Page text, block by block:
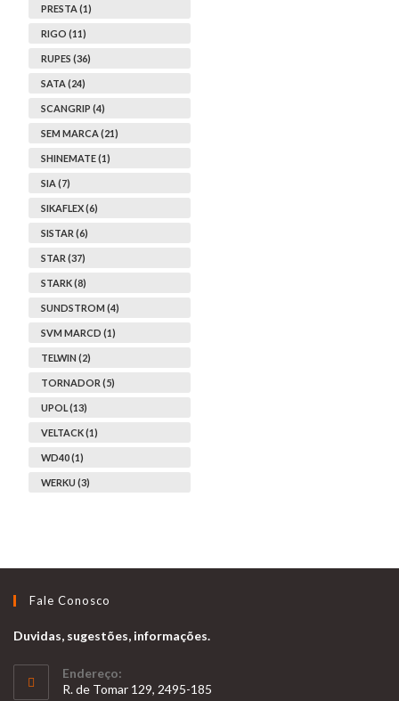
PRESTA (1)
RIGO (11)
RUPES (36)
SATA (24)
SCANGRIP (4)
SEM MARCA (21)
SHINEMATE (1)
SIA (7)
SIKAFLEX (6)
SISTAR (6)
STAR (37)
STARK (8)
SUNDSTROM (4)
SVM MARCD (1)
TELWIN (2)
TORNADOR (5)
UPOL (13)
VELTACK (1)
WD40 (1)
WERKU (3)
Fale Conosco
Duvidas, sugestões, informações.
Endereço:
R. de Tomar 129, 2495-185